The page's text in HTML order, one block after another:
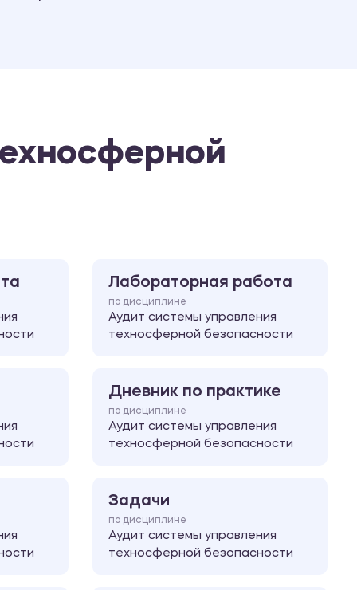
Лабораторная работа
по дисциплине
Аудит системы управления
техносферной безопасности
Дневник по практике
по дисциплине
Аудит системы управления
техносферной безопасности
Задачи
по дисциплине
Аудит системы управления
техносферной безопасности